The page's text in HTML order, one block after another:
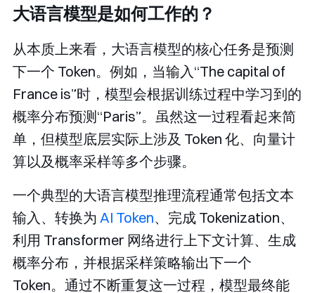
大语言模型是如何工作的？
从本质上来看，大语言模型的核心任务是预测
下一个 Token。例如，当输入“The capital of
France is”时，模型会根据训练过程中学习到的
概率分布预测“Paris”。虽然这一过程看起来简
单，但模型底层实际上涉及 Token 化、向量计
算以及概率采样等多个步骤。
一个典型的大语言模型推理流程通常包括文本
输入、转换为 AI Token、完成 Tokenization、
利用 Transformer 网络进行上下文计算、生成
概率分布，并根据采样策略输出下一个
Token。通过不断重复这一过程，模型最终能